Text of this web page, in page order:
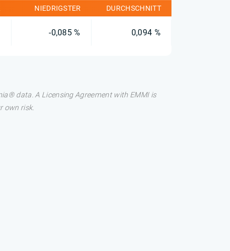
NIEDRIGSTER DURCHSCHNITT
-0,085 % 0,094 %
data. A Licensing Agreement with EMMI is
own risk.